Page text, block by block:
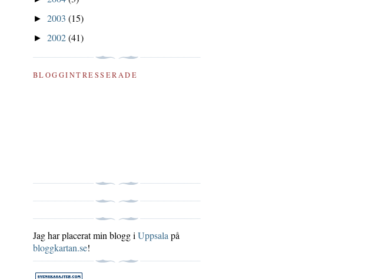
► 2003 (15)
► 2002(41)
BLOGGINTRESSERADE
Jag har placerat min blogg i Uppsala på
bloggkartan.se!